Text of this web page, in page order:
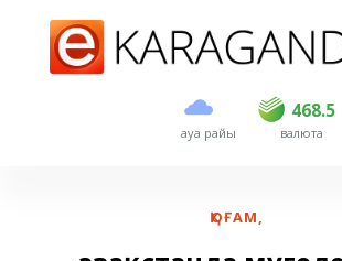
ауа райы
468.5
USD 467
EUR валюта
ҚОҒАМ,